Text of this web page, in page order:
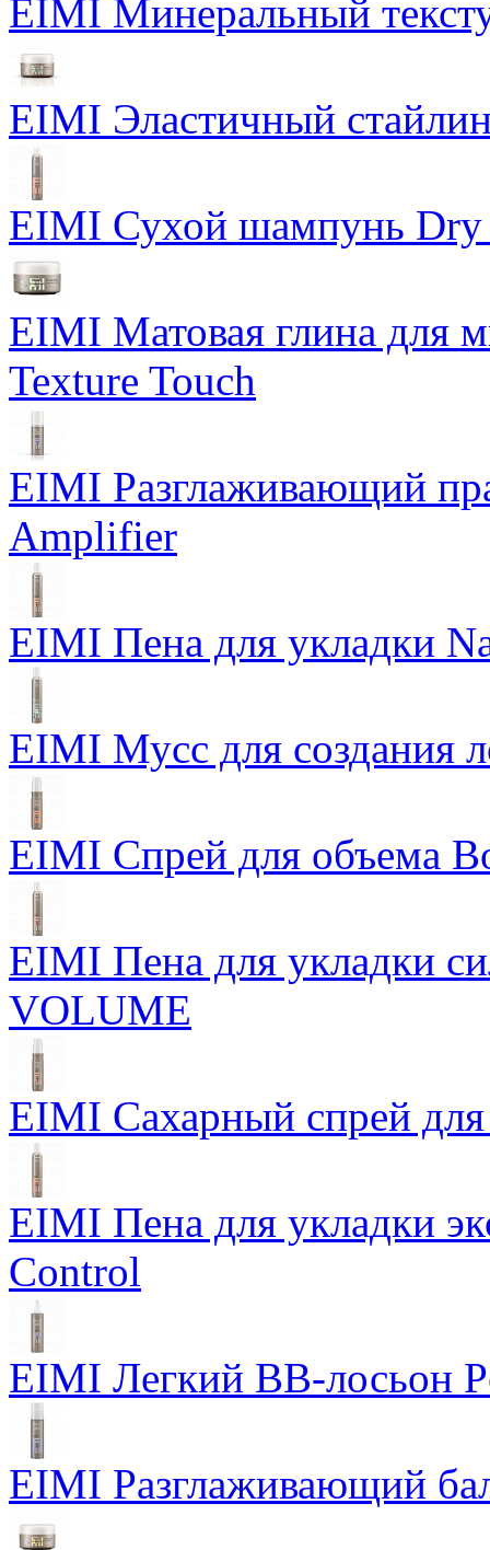
EIMI Минеральный
EIMI Эластичный
EIMI Сухой шампунь Dry
EIMI Матовая глина для
Texture Touch
EIMI Разглаживающий
Amplifier
EIMI Пена для укладки
EIMI Мусс для создания
EIMI Спрей для объема
EIMI Пена для укладки
VOLUME
EIMI Сахарный спрей
EIMI Пена для укладки
Control
EIMI Легкий BB-лосьон
EIMI Разглаживающий